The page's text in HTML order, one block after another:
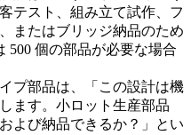
テスト、組み立て試作、フ
またはブリッジ納品のため
500 個の部品が必要な場合
プ部品は、「この設計は機
ます。小ロット生産部品
よび納品できるか？」とい